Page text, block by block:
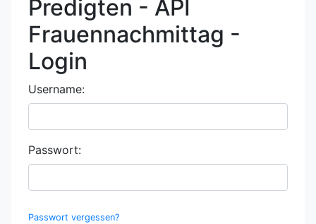
Predigten - API
Frauennachmittag -
Login
Username:
Passwort:
Passwort vergessen?